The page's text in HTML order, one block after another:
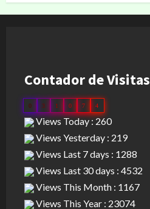
Contador de Visitas
0 3 1 0 7 4
Views Today : 260
Views Yesterday : 219
Views Last 7 days : 1288
Views Last 30 days : 4532
Views This Month : 1167
Views This Year : 23074